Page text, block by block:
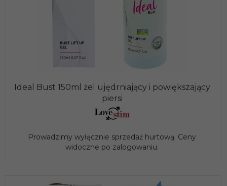
Ideal Bust 150ml żel ujędrniający i powiększający
piersi
Prowadzimy wyłącznie sprzedaż hurtową. Ceny
widoczne po zalogowaniu.